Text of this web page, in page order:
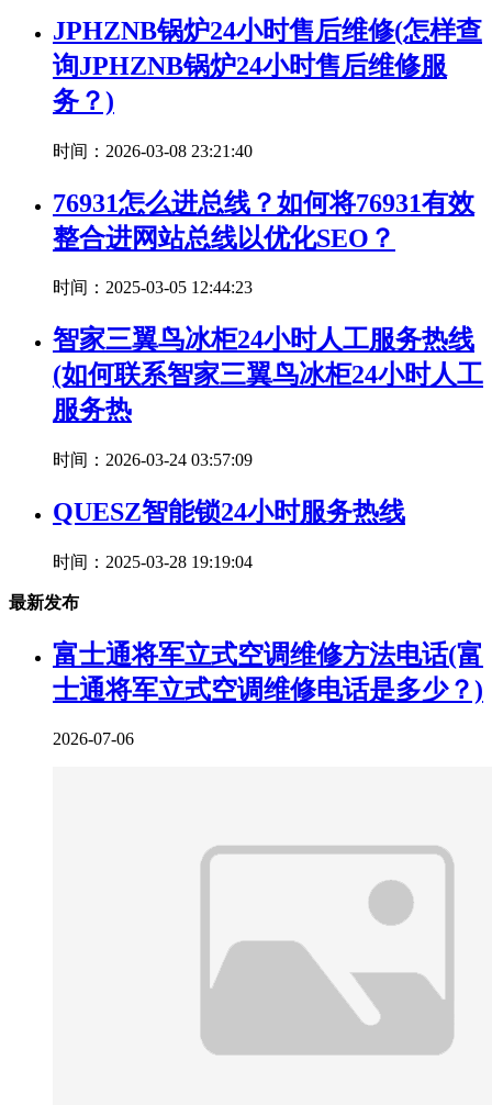
JPHZNB锅炉24小时售后维修(怎样查
询JPHZNB锅炉24小时售后维修服
务？)
时间：2026-03-08 23:21:40
76931怎么进总线？如何将76931有效
整合进网站总线以优化SEO？
时间：2025-03-05 12:44:23
智家三翼鸟冰柜24小时人工服务热线
(如何联系智家三翼鸟冰柜24小时人工
服务热
时间：2026-03-24 03:57:09
QUESZ智能锁24小时服务热线
时间：2025-03-28 19:19:04
最新发布
富士通将军立式空调维修方法电话(富
士通将军立式空调维修电话是多少？)
2026-07-06